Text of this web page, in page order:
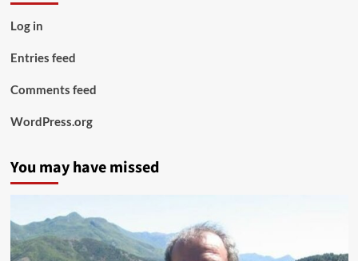
Log in
Entries feed
Comments feed
WordPress.org
You may have missed